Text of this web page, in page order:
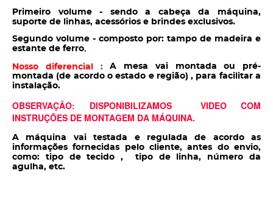
Primeiro volume - sendo a cabeça da máquina,
suporte de linhas, acessórios e brindes exclusivos.
Segundo volume - composto por: tampo de madeira e
estante de ferro.
Nosso diferencial :A mesa vai montada ou pré-
montada (de acordo o estado e região) , para facilitar a
instalação.
OBSERVAÇÃO: DISPONIBILIZAMOS VIDEO COM
INSTRUÇÕES DE MONTAGEM DA MÁQUINA.
A máquina vai testada e regulada de acordo as
informações fornecidas pelo cliente, antes do envio,
como: tipo de tecido , tipo de linha, número da
agulha, etc.